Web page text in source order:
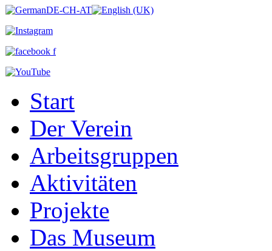
Start
Der Verein
Arbeitsgruppen
Aktivitäten
Projekte
Das Museum